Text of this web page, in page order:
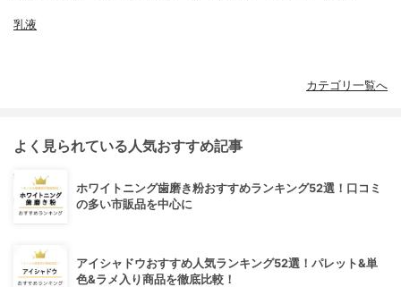
乳液
カテゴリ一覧へ
よく見られている人気おすすめ記事
ホワイトニング歯磨き粉おすすめランキング52選！口コミ
の多い市販品を中心に
アイシャドウおすすめ人気ランキング52選！パレット&単
色&ラメ入り商品を徹底比較！